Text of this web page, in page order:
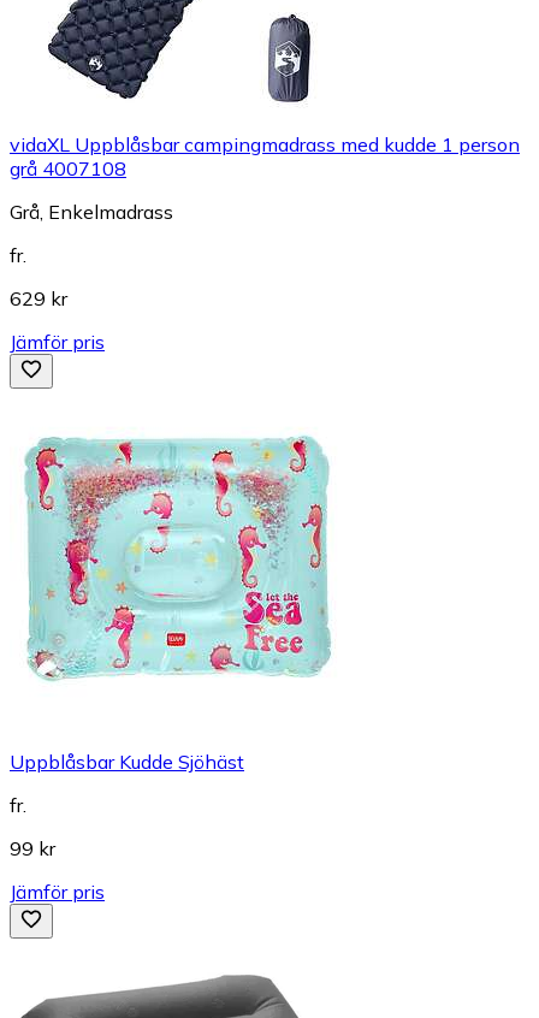
vidaXL Uppblåsbar campingmadrass med kudde 1 person
grå 4007108
Grå, Enkelmadrass
fr.
629 kr
Jämför pris
Uppblåsbar Kudde Sjöhäst
fr.
99 kr
Jämför pris